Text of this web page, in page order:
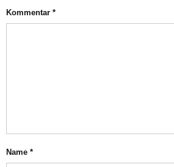
Kommentar *
Name *